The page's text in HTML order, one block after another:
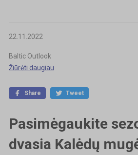
22.11.2022
Baltic Outlook
Žiūrėti daugiau
Share Tweet
Pasimėgaukite
dvasia Kalėdų